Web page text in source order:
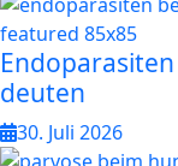
deuten
30. Juli 2026